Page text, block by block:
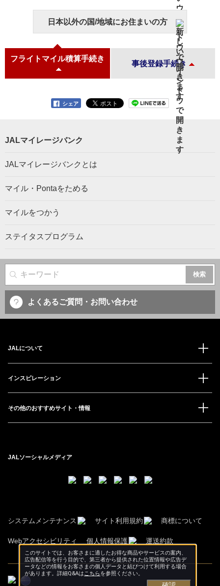
日本以外の国/地域にお住まいの方
フライトマイル積算手続き
事後登録手続き
シェア
JALマイレージバンク
JALマイレージバンクとは
マイル・Pontaをためる
マイルをつかう
ステイタスプログラム
サイト内検索
よくあるご質問・お問い合わせ
JALについて
インスピレーション
その他のおすすめサイト・情報
JALソーシャルメディア
システムメンテナンス サイト利用規約 商標について
Webアクセシビリティ 個人情報保護 運送約款
このサイトでは、お客さまに適したお得な商品やサービスの案内、
広告配信等を行う目的で、第三者から提供された位置情報や広告デ
ータなどの情報をお客さまの個人データと結びつけて利用する場合
があります。詳細Q&Aはこちらを参照ください。